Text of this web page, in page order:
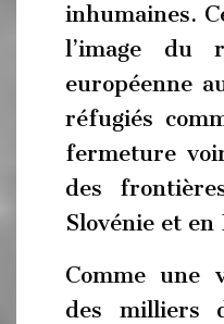
inhumaines.
l’image du
européenne
réfugiés
fermeture
des
Slovénie et en
Comme une
des milliers